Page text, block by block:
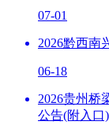
07-01
2026黔西南
06-18
2026贵州桥
公告(附入口)